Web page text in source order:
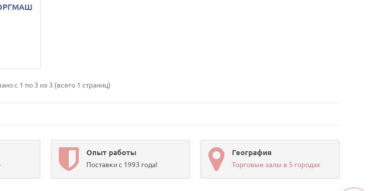
с 1 по 3 из 3 (всего 1 страниц)
Опыт работы
Поставки с 1993 года!
География
Торговые залы в 5 городах